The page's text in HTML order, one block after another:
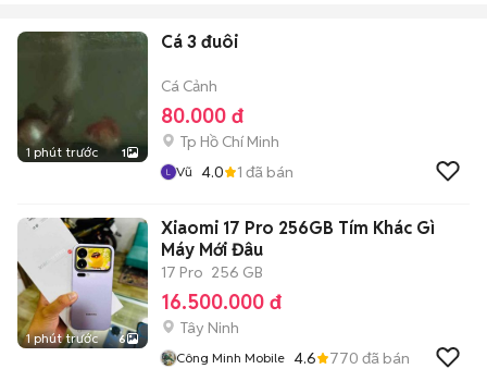
1 phút trước 1
Cá 3 đuôi
Cá Cảnh
80.000 đ
Tp Hồ Chí Minh
Vũ 4.0 1 đã bán
1 phút trước 6
Xiaomi 17 Pro 256GB Tím Khác Gì
Máy Mới Đâu
17 Pro 256 GB
16.500.000 đ
Tây Ninh
Công Minh Mobile 4.6 770 đã bán